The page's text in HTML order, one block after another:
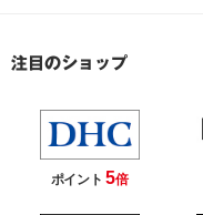
ポイント5倍